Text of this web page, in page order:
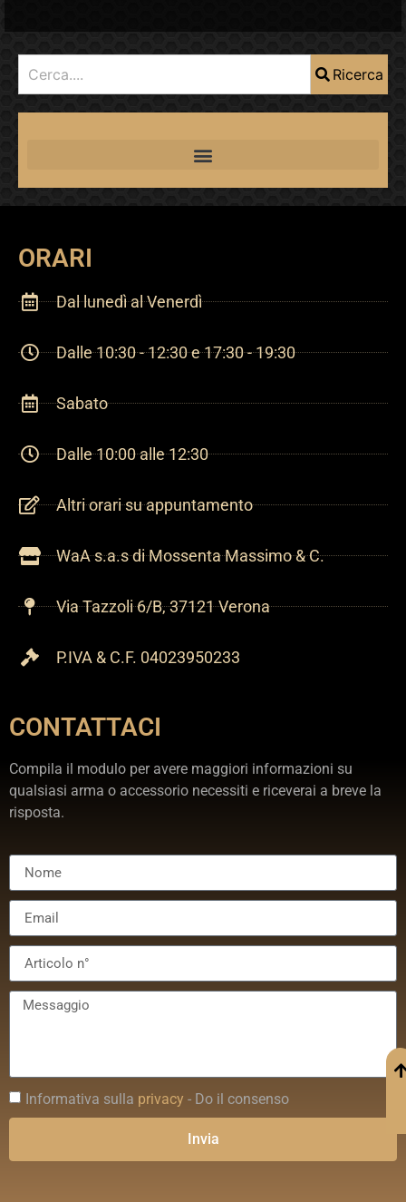
Ricerca
ORARI
Dal lunedì al Venerdì
Dalle 10:30 - 12:30 e 17:30 - 19:30
Sabato
Dalle 10:00 alle 12:30
Altri orari su appuntamento
WaA s.a.s di Mossenta Massimo & C.
Via Tazzoli 6/B, 37121 Verona
P.IVA & C.F. 04023950233
CONTATTACI
Compila il modulo per avere maggiori informazioni su
qualsiasi arma o accessorio necessiti e riceverai a breve la
risposta.
Informativa sulla privacy - Do il consenso
Invia